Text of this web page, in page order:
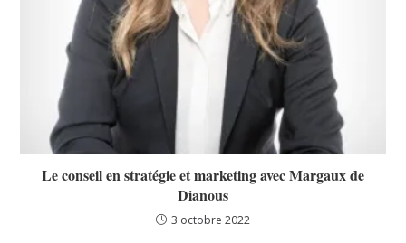
Le conseil en stratégie et marketing avec Margaux de
Dianous
3 octobre 2022